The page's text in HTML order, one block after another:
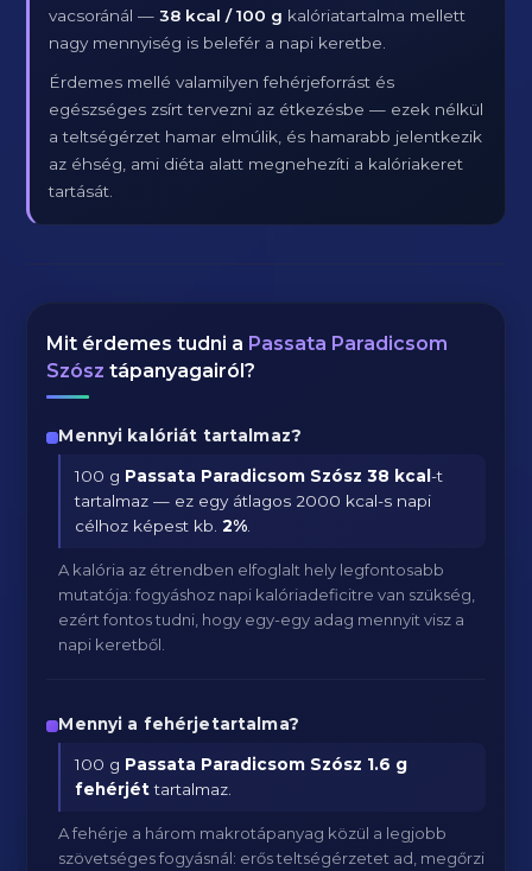
vacsoránál —38 kcal / 100 g kalóriatartalma mellett
nagy mennyiség is belefér a napi keretbe.
Érdemes mellé valamilyen fehérjeforrást és
egészséges zsírt tervezni az étkezésbe — ezek nélkül
a teltségérzet hamar elmúlik, és hamarabb jelentkezik
az éhség, ami diéta alatt megnehezíti a kalóriakeret
tartását.
Mit érdemes tudni a Passata Paradicsom
Szósz tápanyagairól?
Mennyi kalóriát tartalmaz?
100 g Passata Paradicsom Szósz 38 kcal-t
tartalmaz — ez egy átlagos 2000 kcal-s napi
célhoz képest kb.2%
A kalória az étrendben elfoglalt hely legfontosabb
mutatója: fogyáshoz napi kalóriadeficitre van szükség,
ezért fontos tudni, hogy egy-egy adag mennyit visz a
napi keretből.
Mennyi a fehérjetartalma?
100 g Passata Paradicsom Szósz 1.6 g
fehérjéttartalmaz.
A fehérje a három makrotápanyag közül a legjobb
szövetséges fogyásnál: erős teltségérzetet ad, megőrzi